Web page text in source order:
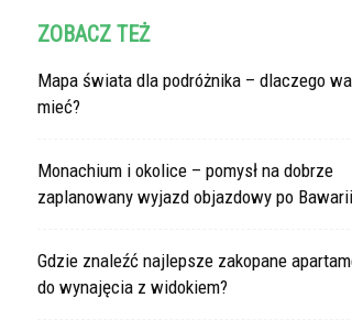
ZOBACZ TEŻ
Mapa świata dla podróżnika – dlaczego
mieć?
Monachium i okolice – pomysł na dobrze
zaplanowany wyjazd objazdowy po Bawarii
Gdzie znaleźć najlepsze zakopane
do wynajęcia z widokiem?